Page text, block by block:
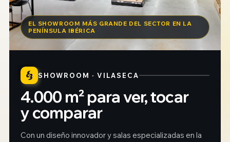
EL SHOWROOM MÁS GRANDE DEL SECTOR EN LA
PENÍNSULA IBÉRICA
SHOWROOM · VILASECA
4.000 m² para ver, tocar
y comparar
Con un diseño innovador y salas especializadas en la